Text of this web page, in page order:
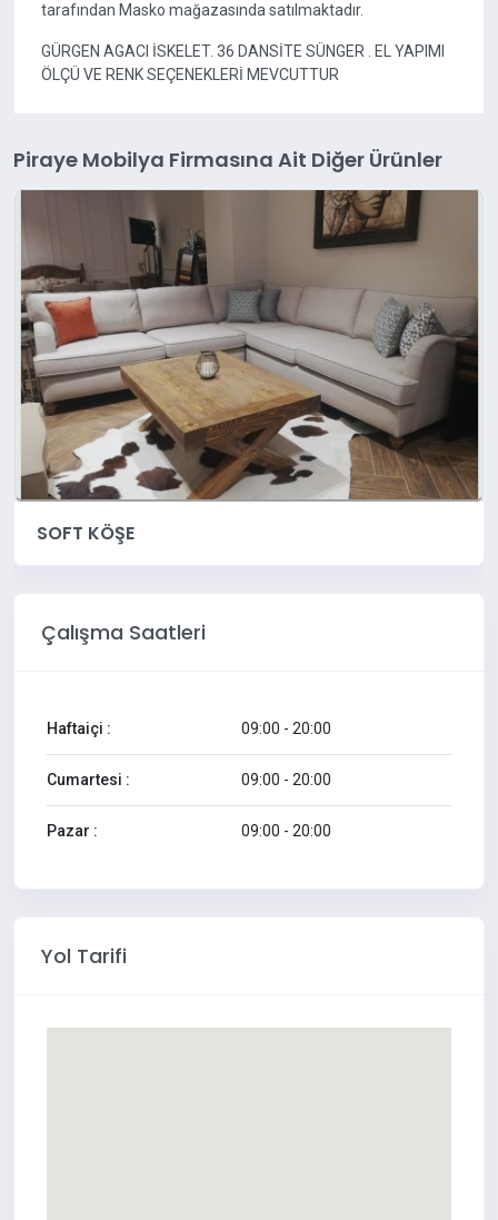
tarafından Masko mağazasında satılmaktadır.
GÜRGEN AGACI İSKELET. 36 DANSİTE SÜNGER . EL YAPIMI
ÖLÇÜ VE RENK SEÇENEKLERİ MEVCUTTUR
Piraye Mobilya Firmasına Ait Diğer Ürünler
SOFT KÖŞE
Çalışma Saatleri
Haftaiçi : 09:00 - 20:00
Cumartesi : 09:00 - 20:00
Pazar : 09:00 - 20:00
Yol Tarifi